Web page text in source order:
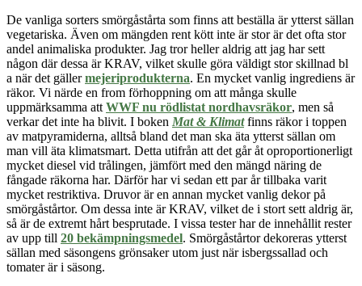
De vanliga sorters smörgåstårta som finns att beställa är ytterst sällan
vegetariska. Även om mängden rent kött inte är stor är det ofta stor
andel animaliska produkter. Jag tror heller aldrig att jag har sett
någon där dessa är KRAV, vilket skulle göra väldigt stor skillnad bl
a när det gällermejeriprodukterna. En mycket vanlig ingrediens är
räkor. Vi närde en from förhoppning om att många skulle
uppmärksamma att WWF nu rödlistat nordhavsräkor, men så
verkar det inte ha blivit. I boken Mat & Klimatfinns räkor i toppen
av matpyramiderna, alltså bland det man ska äta ytterst sällan om
man vill äta klimatsmart. Detta utifrån att det går åt oproportionerligt
mycket diesel vid trålingen, jämfört med den mängd näring de
fångade räkorna har. Därför har vi sedan ett par år tillbaka varit
mycket restriktiva. Druvor är en annan mycket vanlig dekor på
smörgåstårtor. Om dessa inte är KRAV, vilket de i stort sett aldrig är,
så är de extremt hårt besprutade. I vissa tester har de innehållit rester
av upp till 20 bekämpningsmedel. Smörgåstårtor dekoreras ytterst
sällan med säsongens grönsaker utom just när isbergssallad och
tomater är i säsong.